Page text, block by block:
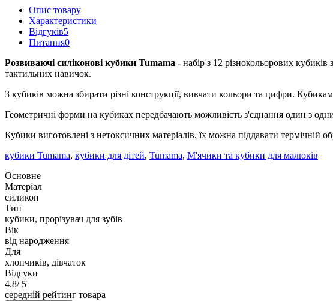
Опис товару
Характеристики
Відгуків5
Питання0
Розвиваючі силіконові кубики Tumama - набір з 12 різнокольорових
тактильних навичок.
З кубиків можна збирати різні конструкції, вивчати кольори та цифри.
Геометричні форми на кубиках передбачають можливість з'єднання один з
Кубики виготовлені з нетоксичних матеріалів, їх можна піддавати термічній
кубики Tumama, кубики для дітей, Tumama, М'ячики та кубики для малюків
Основне
Матеріал
силикон
Тип
кубики, прорізувач для зубів
Вік
від народження
Для
хлопчиків, дівчаток
Відгуки
4.8/ 5
середній рейтинг товара